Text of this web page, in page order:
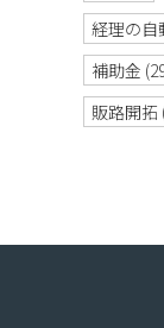
経理の自
補助金
販路開拓